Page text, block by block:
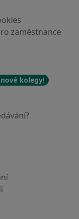
zaměstnance
kolegy!